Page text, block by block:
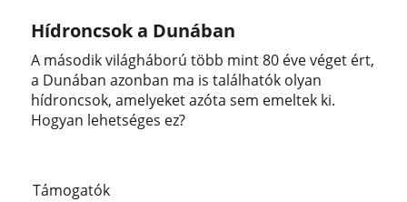
Hídroncsok a Dunában
A második világháború több mint 80 éve véget ért,
a Dunában azonban ma is találhatók olyan
hídroncsok, amelyeket azóta sem emeltek ki.
Hogyan lehetséges ez?
Támogatók